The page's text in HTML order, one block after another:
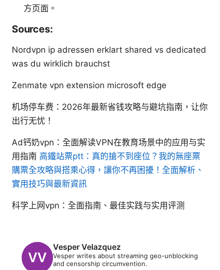
方页面。
Sources:
Nordvpn ip adressen erklart shared vs dedicated
was du wirklich brauchst
Zenmate vpn extension microsoft edge
机场停车费：2026年最新省钱攻略与避坑指南，让你
出行无忧！
Ad钙奶vpn：全面解读VPN在教育场景中的应用与实
用指南 高鐵站票ptt：真的搶不到座位？我的無座票
購票全攻略與搭乘心得，讓你不再困擾！全面解析、
實用技巧與最新資訊
科学上网vpn：全面指南、最佳实践与实用评测
Vesper Velazquez
Vesper writes about streaming geo-unblocking
and censorship circumvention.